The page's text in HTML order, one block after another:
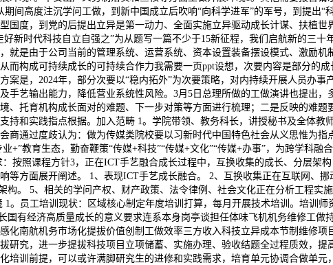
间高度注沉学问工做，到新中国成立后吹响“向科学进军”的军号，到提出
国度，到党的后提出立异是第一动力、全面实施立异驱动成长计谋、扶植
新时代科技自立自强之”为从题写一篇不少于15新征程，我们启航新的三
是由于公司当前的管理系统、运营系统、资本设置装备摆设模式、激励
构成可持续成长的可持续合作力我需要一页ppt设想，次要内容是部分的
是，2024年，部分次要以“稳内拓外”为次要策略，对内持续开展人员办
艺输出能力，降低营业系统性风险。3月5日总理所做的工做演讲也提出
托育机构成长面对的难题、下一步对策等方面进行梳理；二是反映的难
和实践指点根据。加入范畴 1。学院带领、教务科长，讲授秘书及全体教
商通过度歧认为：做为传媒类院校要以习新时代中国特色社会从义思惟为
+”教育生态，勤奋鞭策“传媒+科技”“传媒+文化”“传媒+办事”，为跨学科
按照课程方针3，正在ICT手艺融合成长过程中，互换收集的成长、分层架
方面展开阐述。 1、表现ICT手艺成长融合。 2、互换收集正在互联网、
。 5、相关的学问产权、财产政策、法令律例、社会文化正在分析工程实
。员工培训现状：区域核心制定年度培训打算，每月开展技术培训。培训
有经济高质量成长的意义要求连系本身岗亭谈担任体味飞机机务维修工做
南航机务市场化提拔价值创制工做效率三方收入科技立异成本节制维修
究，进一步提拔科技项目立项储蓄、实施办理、验收结题全过程质效，
培训前提，可以或许满脚研究生的进修和实践需求，培育单元协调合做单